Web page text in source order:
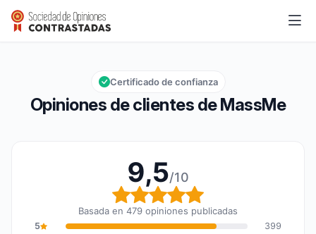
MassMe
Calificación global: 9,5 de 10
9,5/10
Opiniones de clientes de MassMe
Certificado de confianza
9,5/10
Calificación global: 9,5
Basada en 479 opiniones publicadas
5
399